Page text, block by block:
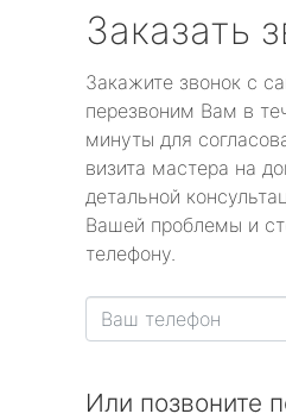
Заказать
Закажите звонок с
перезвоним Вам в
минуты для
визита мастера на
детальной
Вашей проблемы и
телефону.
Или позвоните